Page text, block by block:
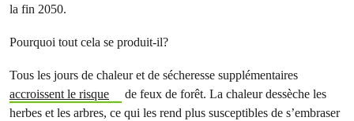
la fin 2050.
Pourquoi tout cela se produit-il?
Tous les jours de chaleur et de sécheresse supplémentaires
accroissent le risque
de feux de forêt. La chaleur dessèche les
herbes et les arbres, ce qui les rend plus susceptibles de s’embraser